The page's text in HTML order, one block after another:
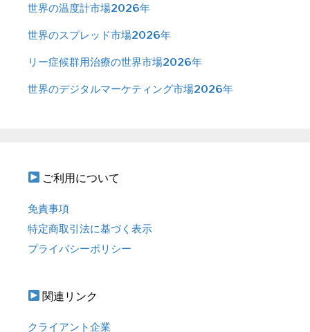
世界の温度計市場2026年
世界のスプレッド市場2026年
リー症候群用治療の世界市場2026年
世界のデジタルマーケティング市場2026年
ご利用について
免責事項
特定商取引法に基づく表示
プライバシーポリシー
関連リンク
クライアント企業